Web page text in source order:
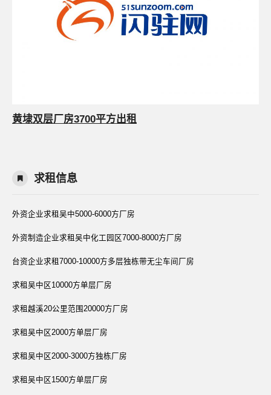
黄埭双层厂房3700平方出租
求租信息
外资企业求租吴中5000-6000方厂房
外资制造企业求租吴中化工园区7000-8000方厂房
台资企业求租7000-10000方多层独栋带无尘车间厂房
求租吴中区10000方单层厂房
求租越溪20公里范围20000方厂房
求租吴中区2000方单层厂房
求租吴中区2000-3000方独栋厂房
求租吴中区1500方单层厂房